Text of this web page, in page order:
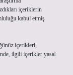
içeriklerin
kabul etmiş
içerikleri,
ilgili içerikler yasal